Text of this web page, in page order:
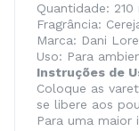
Quantidade: 210
Fragrância:
Marca: Dani
Uso: Para
Instruções de
Coloque as
se libere aos
Para uma maior